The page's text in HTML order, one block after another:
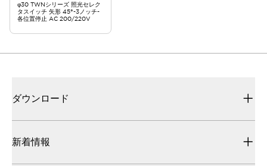
φ30 TWNシリーズ 照光セレク
タスイッチ 矢形 45°-3ノッチ-
各位置停止 AC 200/220V
ダウンロード
新着情報